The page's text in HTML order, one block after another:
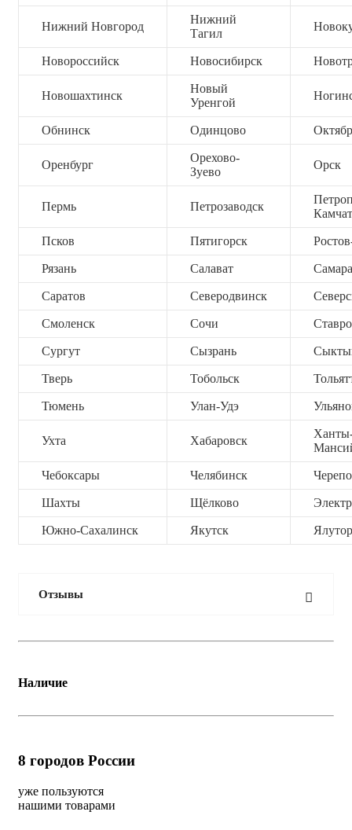
Нижний Новгород
Нижний
Тагил
Новороссийск Новосибирск
Новошахтинск
Новый
Уренгой
Обнинск Одинцово
Оренбург
Орехово-
Зуево
Орск
Пермь Петрозаводск
Псков Пятигорск
Рязань Салават Самара
Саратов Северодвинск
Смоленск Сочи
Сургут Сызрань
Тверь Тобольск
Тюмень Улан-Удэ
Ухта Хабаровск
Чебоксары Челябинск
Шахты Щёлково
Южно-Сахалинск Якутск
Отзывы
Наличие
8 городов России
уже пользуются
нашими товарами